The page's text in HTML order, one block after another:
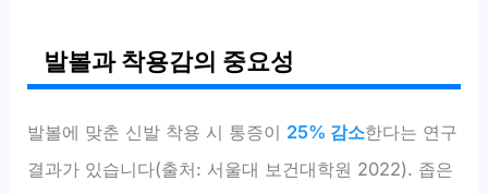
발볼과 착용감의 중요성
발볼에 맞춘 신발 착용 시 통증이 25% 감소한다는 연구
결과가 있습니다(출처: 서울대 보건대학원 2022). 좁은